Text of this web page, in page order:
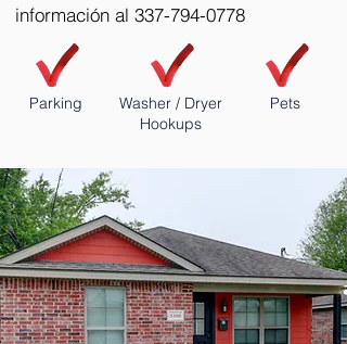
información al 337-794-0778
Parking
Washer / Dryer
Hookups
Pets